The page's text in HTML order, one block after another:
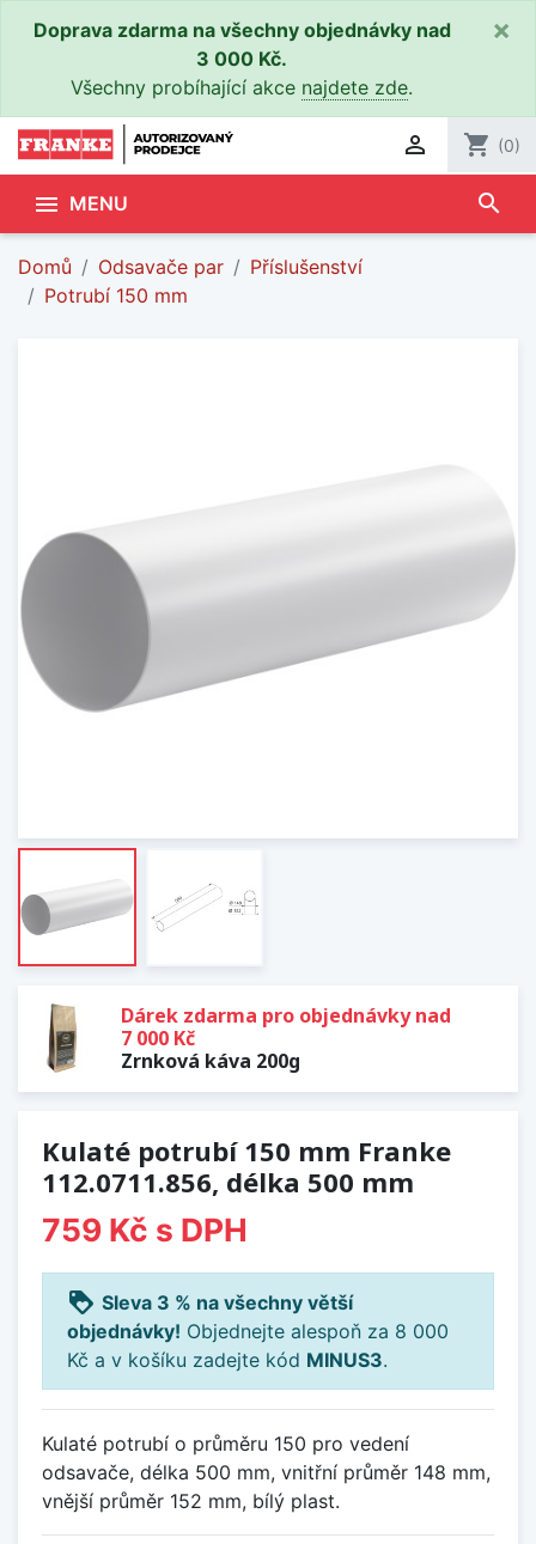
Doprava zdarma na všechny objednávky nad
3 000 Kč.
Všechny probíhající akce najdete zde.
×
 shopping_cart (0)
 MENU search
Domů Odsavače par
Příslušenství
Potrubí 150 mm
Dárek zdarma pro objednávky nad
7 000 Kč
Zrnková káva 200g
Kulaté potrubí 150 mm Franke
112.0711.856, délka 500 mm
759 Kč s DPH
loyalty Sleva 3 % na všechny větší
objednávky! Objednejte alespoň za 8 000
Kč a v košíku zadejte kód MINUS3.
Kulaté potrubí o průměru 150 pro vedení
odsavače, délka 500 mm, vnitřní průměr 148 mm,
vnější průměr 152 mm, bílý plast.